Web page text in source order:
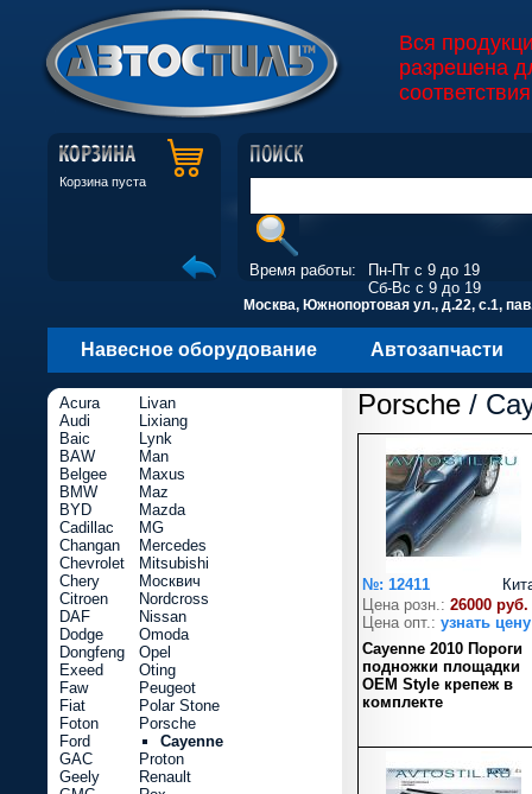
Вся
разрешена
Корзина пуста
Время работы:
Пн-Пт с 9 до 19
Сб-Вс с 9 до 19
Москва, Южнопортовая ул., д.22, с.1,
Навесное оборудование Автозапчасти
Porsche /
№: 12411
Цена розн.: 26000 руб.
Цена опт.: узнать цену
Cayenne 2010 Пороги
подножки площадки
OEM Style крепеж в
комплекте
Acura
Audi
Baic
BAW
Belgee
BMW
BYD
Cadillac
Changan
Chevrolet
Chery
Citroen
DAF
Dodge
Dongfeng
Exeed
Faw
Fiat
Foton
Ford
GAC
Geely
Livan
Lixiang
Lynk
Man
Maxus
Maz
Mazda
MG
Mercedes
Mitsubishi
Москвич
Nordcross
Nissan
Omoda
Opel
Oting
Peugeot
Polar Stone
Porsche
Cayenne
Proton
Renault